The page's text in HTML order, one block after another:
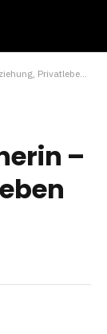
und was wirklich bekannt ist
–